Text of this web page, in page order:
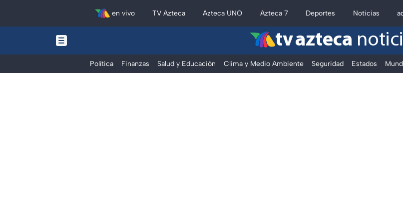
en vivo TV Azteca Azteca UNO Azteca 7 Deportes Noticias
tv azteca
Política Finanzas Salud y Educación Clima y Medio Ambiente Seguridad Estados